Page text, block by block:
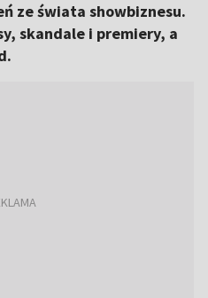
ze świata showbiznesu.
skandale i premiery, a